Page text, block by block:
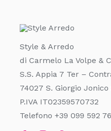
Style & Arredo
di Carmelo La Volpe &
S.S. Appia 7 Ter –
74027 S. Giorgio Jonico
P.IVA IT02359570732
Telefono +39 099 592